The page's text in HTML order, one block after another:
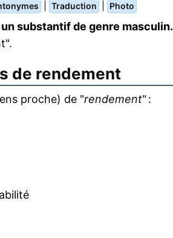
Traduction Photo
substantif de genre masculin.
de rendement
proche) de "rendement" :